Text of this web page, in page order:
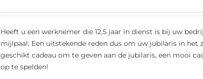
Heeft u een werknemer die 12,5 jaar in dienst is bij uw
mijlpaal. Een uitstekende reden dus om uw jubilaris in
geschikt cadeau om te geven aan de jubilaris, een mooi
op te spelden!